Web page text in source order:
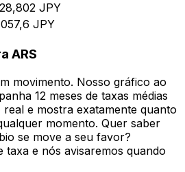
JPY
JPY
ARS
movimento. Nosso gráfico ao
12 meses de taxas médias
e mostra exatamente quanto
momento. Quer saber
se move a seu favor?
taxa e nós avisaremos quando